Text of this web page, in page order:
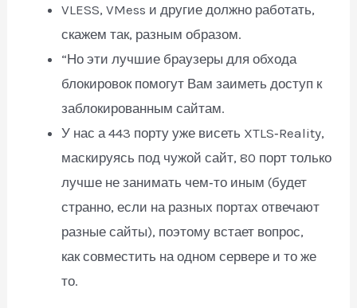
VLESS, VMess и другие должно работать,
скажем так, разным образом.
“Но эти лучшие браузеры для обхода
блокировок помогут Вам заиметь доступ к
заблокированным сайтам.
У нас а 443 порту уже висеть XTLS‑Reality,
маскируясь под чужой сайт, 80 порт только
лучше не занимать чем‑то иным (будет
странно, если на разных портах отвечают
разные сайты), поэтому встает вопрос,
как совместить на одном сервере и то же
то.